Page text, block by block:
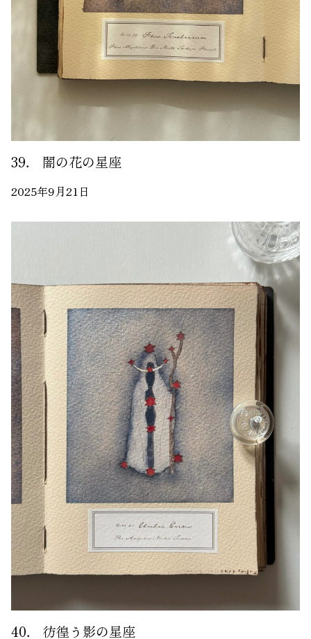
39． 闇の花の星座
2025年9月21日
40． 彷徨う影の星座